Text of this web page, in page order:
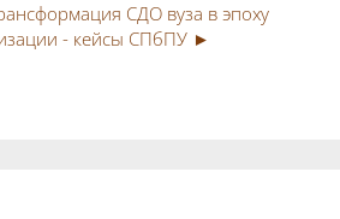
СДО вуза в эпоху
- кейсы СПбПУ ►